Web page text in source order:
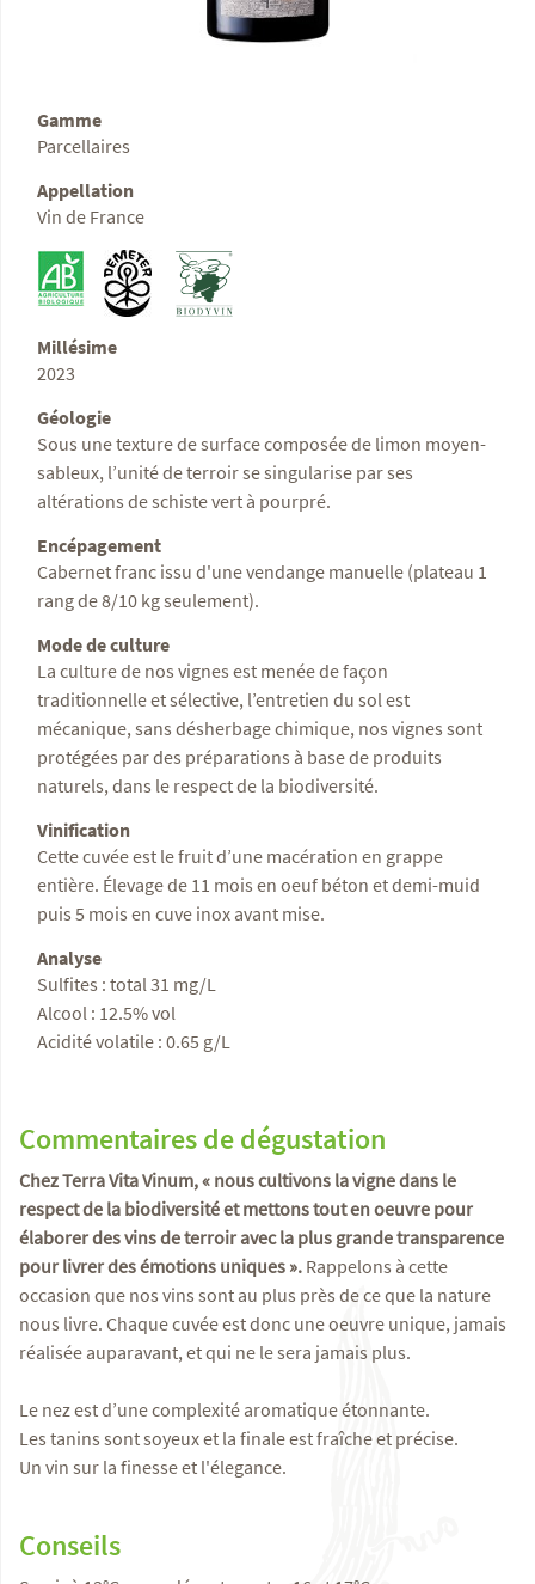
Gamme
Parcellaires
Appellation
Vin de France
Millésime
2023
Géologie
Sous une texture de surface composée de limon moyen-
sableux, l’unité de terroir se singularise par ses
altérations de schiste vert à pourpré.
Encépagement
Cabernet franc issu d'une vendange manuelle (plateau 1
rang de 8/10 kg seulement).
Mode de culture
La culture de nos vignes est menée de façon
traditionnelle et sélective, l’entretien du sol est
mécanique, sans désherbage chimique, nos vignes sont
protégées par des préparations à base de produits
naturels, dans le respect de la biodiversité.
Vinification
Cette cuvée est le fruit d’une macération en grappe
entière. Élevage de 11 mois en oeuf béton et demi-muid
puis 5 mois en cuve inox avant mise.
Analyse
Sulfites : total 31 mg/L
Alcool : 12.5% vol
Acidité volatile : 0.65 g/L
Commentaires de dégustation
Chez Terra Vita Vinum, « nous cultivons la vigne dans le
respect de la biodiversité et mettons tout en oeuvre pour
élaborer des vins de terroir avec la plus grande transparence
pour livrer des émotions uniques ». Rappelons à cette
occasion que nos vins sont au plus près de ce que la nature
nous livre. Chaque cuvée est donc une oeuvre unique, jamais
réalisée auparavant, et qui ne le sera jamais plus.
Le nez est d’une complexité aromatique étonnante.
Les tanins sont soyeux et la finale est fraîche et précise.
Un vin sur la finesse et l'élegance.
Conseils